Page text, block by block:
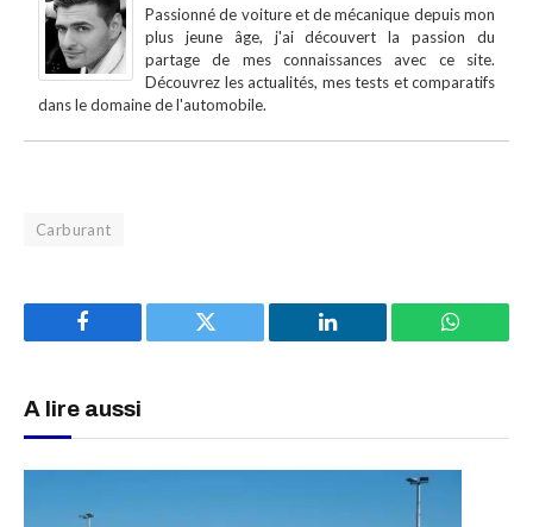
Passionné de voiture et de mécanique depuis mon
plus jeune âge, j'ai découvert la passion du
partage de mes connaissances avec ce site.
Découvrez les actualités, mes tests et comparatifs
dans le domaine de l'automobile.
Carburant
Facebook Twitter LinkedIn
A lire aussi